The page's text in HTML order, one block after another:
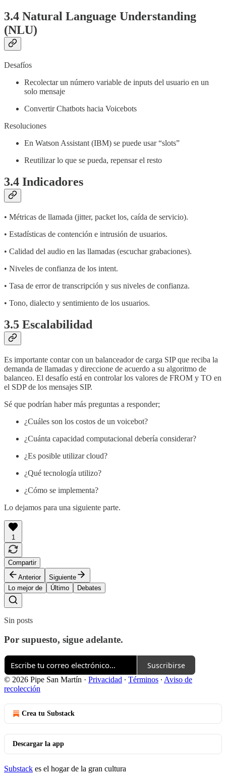
3.4 Natural Language Understanding
(NLU)
Desafíos
Recolectar un número variable de inputs del usuario en un
solo mensaje
Convertir Chatbots hacia Voicebots
Resoluciones
En Watson Assistant (IBM) se puede usar “slots”
Reutilizar lo que se pueda, repensar el resto
3.4 Indicadores
• Métricas de llamada (jitter, packet los, caída de servicio).
• Estadísticas de contención e intrusión de usuarios.
• Calidad del audio en las llamadas (escuchar grabaciones).
• Niveles de confianza de los intent.
• Tasa de error de transcripción y sus niveles de confianza.
• Tono, dialecto y sentimiento de los usuarios.
3.5 Escalabilidad
Es importante contar con un balanceador de carga SIP que reciba la
demanda de llamadas y direccione de acuerdo a su algoritmo de
balanceo. El desafío está en controlar los valores de FROM y TO en
el SDP de los mensajes SIP.
Sé que podrían haber más preguntas a responder;
¿Cuáles son los costos de un voicebot?
¿Cuánta capacidad computacional debería considerar?
¿Es posible utilizar cloud?
¿Qué tecnología utilizo?
¿Cómo se implementa?
Lo dejamos para una siguiente parte.
1
Compartir
Anterior
Siguiente
Lo mejor de
Último Debates
Sin posts
Por supuesto, sigue adelante.
Suscribirse
© 2026 Pipe San Martín · Privacidad ∙ Términos ∙ Aviso de
recolección
Crea tu Substack
Descargar la app
Substack es el hogar de la gran cultura